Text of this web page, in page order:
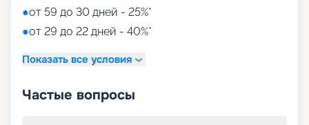
●от 59 до 30 дней - 25%*
●от 29 до 22 дней - 40%*
Показать все условия
Частые вопросы